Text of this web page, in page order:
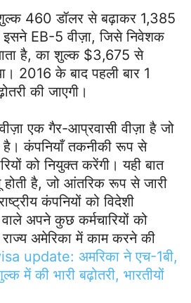
460 डॉलर से बढ़ाकर 1,385
इसने EB-5 वीज़ा, जिसे निवेशक
है, का शुल्क $3,675 से
2016 के बाद पहली बार 1
की जाएगी।
एक गैर-आप्रवासी वीज़ा है जो
है। कंपनियाँ तकनीकी रूप से
को नियुक्त करेंगी। यही बात
होती है, जो आंतरिक रूप से जारी
कंपनियों को विदेशी
अपने कुछ कर्मचारियों को
अमेरिका में काम करने की
update: अमरिका ने एच-1बी,
में की भारी बढ़ोतरी, भारतीयों